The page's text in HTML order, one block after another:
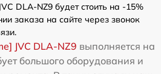
DLA-NZ9 будет стоить на -15%
заказа на сайте через звонок
JVC DLA-NZ9 выполняется на
большого оборудования и